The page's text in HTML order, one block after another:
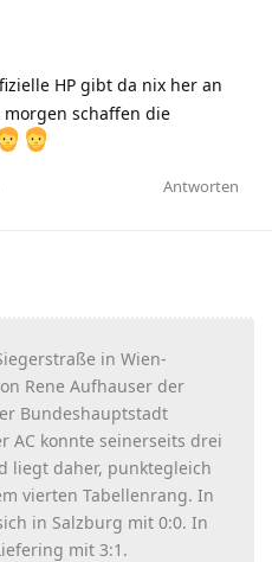
HP gibt da nix her an
schaffen die
Antworten
in Wien-
Rene Aufhauser der
Bundeshauptstadt
AC konnte seinerseits drei
liegt daher, punktegleich
vierten Tabellenrang. In
in Salzburg mit 0:0. In
mit 3:1.